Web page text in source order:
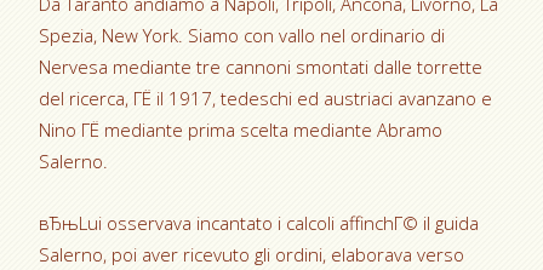
Spezia, New York. Siamo con vallo nel ordinario di
Nervesa mediante tre cannoni smontati dalle torrette
del ricerca, ГЁ il 1917, tedeschi ed austriaci avanzano e
Nino ГЁ mediante prima scelta mediante Abramo
Salerno.
вЂњLui osservava incantato i calcoli affinchГ© il guida
Salerno, poi aver ricevuto gli ordini, elaborava verso